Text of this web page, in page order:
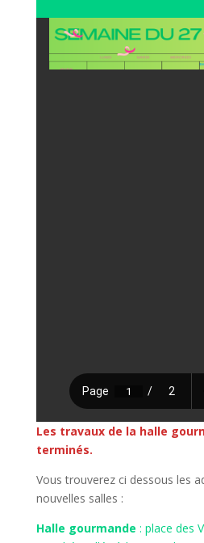
Les travaux de la halle
terminés.
Vous trouverez ci dessous les
nouvelles salles :
Halle gourmande : place des